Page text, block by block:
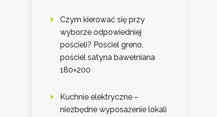
Czym kierować się przy
wyborze odpowiedniej
pościeli? Pościel greno,
pościel satyna bawełniana
180×200
Kuchnie elektryczne –
niezbędne wyposażenie lokali